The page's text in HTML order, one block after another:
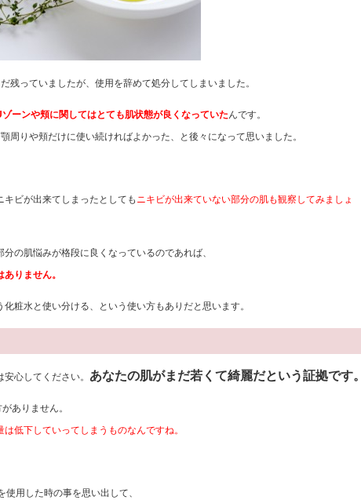
残っていましたが、使用を辞めて処分してしまいました。
ーンや頬に関してはとても肌状態が良くなっていたんです。
周りや頬だけに使い続ければよかった、と後々になって思いました。
ビが出来てしまったとしても ニキビが出来ていない部分の肌も観察してみましょ
の肌悩みが格段に良くなっているのであれば、
りません。
粧水と使い分ける、という使い方もありだと思います。
心してください。 あなたの肌がまだ若くて綺麗だという証拠です。
ありません。
低下していってしまうものなんですね。
用した時の事を思い出して、